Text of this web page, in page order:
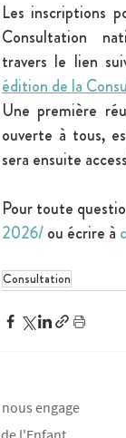
Les inscriptions
Consultation
travers le lien
édition de la
Une première
ouverte à tous,
sera ensuite
Pour toute
2026/ ou écrire à
Consultation
engage